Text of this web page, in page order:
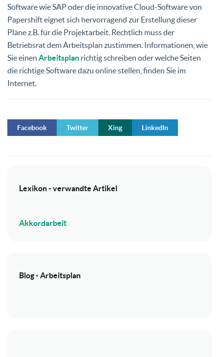
Software wie SAP oder die innovative Cloud-Software von
Papershift eignet sich hervorragend zur Erstellung dieser
Pläne z.B. für die Projektarbeit. Rechtlich muss der
Betriebsrat dem Arbeitsplan zustimmen. Informationen, wie
Sie einen Arbeitsplan richtig schreiben oder welche Seiten
die richtige Software dazu online stellen, finden Sie im
Internet.
Facebook Twitter Xing LinkedIn
Lexikon - verwandte Artikel
Akkordarbeit
Blog - Arbeitsplan